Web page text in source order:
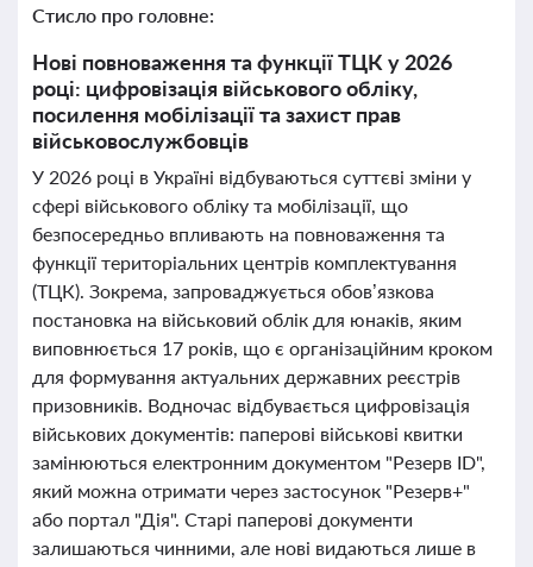
Стисло про головне:
Нові повноваження та функції ТЦК у 2026
році: цифровізація військового обліку,
посилення мобілізації та захист прав
військовослужбовців
У 2026 році в Україні відбуваються суттєві зміни у
сфері військового обліку та мобілізації, що
безпосередньо впливають на повноваження та
функції територіальних центрів комплектування
(ТЦК). Зокрема, запроваджується обов’язкова
постановка на військовий облік для юнаків, яким
виповнюється 17 років, що є організаційним кроком
для формування актуальних державних реєстрів
призовників. Водночас відбувається цифровізація
військових документів: паперові військові квитки
замінюються електронним документом "Резерв ID",
який можна отримати через застосунок "Резерв+"
або портал "Дія". Старі паперові документи
залишаються чинними, але нові видаються лише в